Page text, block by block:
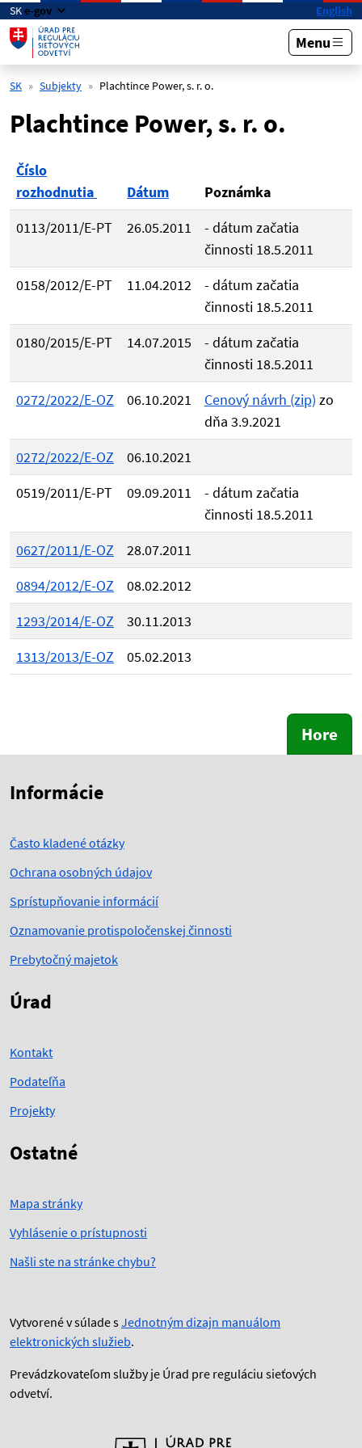
Preskočiť na hlavný obsah
SKe-gov English
Menu
SK Subjekty Plachtince Power, s. r. o.
Plachtince Power, s. r. o.
Číslo
rozhodnutia
Dátum
Poznámka
0113/2011/E-PT
26.05.2011
- dátum začatia
činnosti 18.5.2011
0158/2012/E-PT
11.04.2012
- dátum začatia
činnosti 18.5.2011
0180/2015/E-PT
14.07.2015
- dátum začatia
činnosti 18.5.2011
0272/2022/E-OZ
06.10.2021 Cenový návrh (zip) zo
dňa 3.9.2021
0272/2022/E-OZ
06.10.2021
0519/2011/E-PT
09.09.2011
- dátum začatia
činnosti 18.5.2011
0627/2011/E-OZ
28.07.2011
0894/2012/E-OZ
08.02.2012
1293/2014/E-OZ
30.11.2013
1313/2013/E-OZ
05.02.2013
Hore
Informácie
Často kladené otázky
Ochrana osobných údajov
Sprístupňovanie informácií
Oznamovanie protispoločenskej činnosti
Prebytočný majetok
Úrad
Kontakt
Podateľňa
Projekty
Ostatné
Mapa stránky
Vyhlásenie o prístupnosti
Našli ste na stránke chybu?
Vytvorené v súlade sJednotným dizajn manuálom
elektronických služieb.
Prevádzkovateľom služby je Úrad pre reguláciu sieťových
odvetví.